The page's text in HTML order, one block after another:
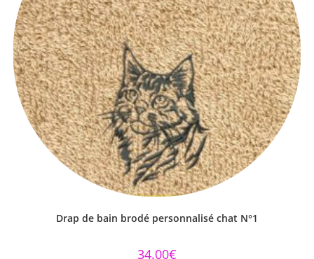
Drap de bain brodé personnalisé chat N°1
34.00€